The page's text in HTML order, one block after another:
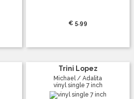
€ 5.99
Trini Lopez
Michael / Adalita
vinyl single 7 inch